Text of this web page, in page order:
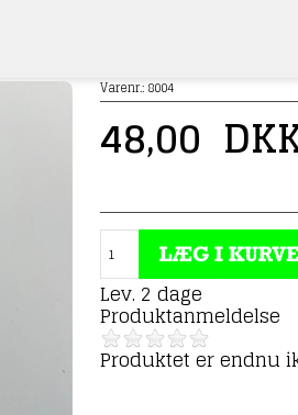
Varenr.: 8004
48,00
Lev. 2 dage
Produktanmeldelse
Produktet er endnu